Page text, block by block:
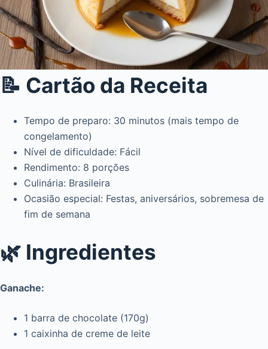
📝 Cartão da Receita
Tempo de preparo: 30 minutos (mais tempo de
congelamento)
Nível de dificuldade: Fácil
Rendimento: 8 porções
Culinária: Brasileira
Ocasião especial: Festas, aniversários, sobremesa de
fim de semana
🌿 Ingredientes
Ganache:
1 barra de chocolate (170g)
1 caixinha de creme de leite